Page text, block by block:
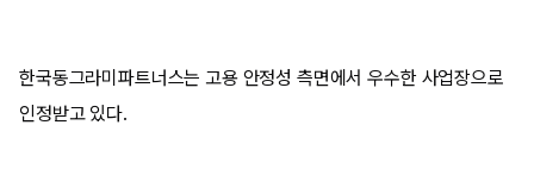
한국동그라미파트너스는 고용 안정성 측면에서 우수한 사업장으로
인정받고 있다.